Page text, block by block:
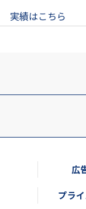
実績はこちら
広
プラ